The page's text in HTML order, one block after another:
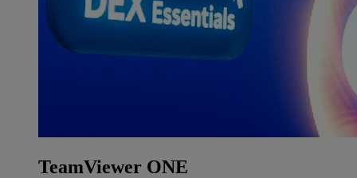
TeamViewer ONE